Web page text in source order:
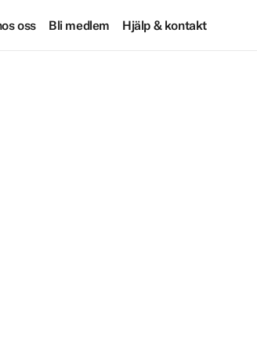
oss Bli medlem Hjälp & kontakt